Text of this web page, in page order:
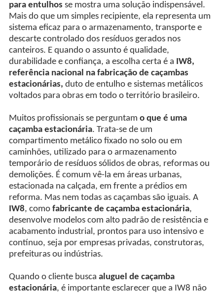
para entulhos se mostra uma solução indispensável.
Mais do que um simples recipiente, ela representa um
sistema eficaz para o armazenamento, transporte e
descarte controlado dos resíduos gerados nos
canteiros. E quando o assunto é qualidade,
durabilidade e confiança, a escolha certa é a IW8,
referência nacional na fabricação de caçambas
estacionárias, duto de entulho e sistemas metálicos
voltados para obras em todo o território brasileiro.
Muitos profissionais se perguntam o que é uma
caçamba estacionária. Trata-se de um
compartimento metálico fixado no solo ou em
caminhões, utilizado para o armazenamento
temporário de resíduos sólidos de obras, reformas ou
demolições. É comum vê-la em áreas urbanas,
estacionada na calçada, em frente a prédios em
reforma. Mas nem todas as caçambas são iguais. A
IW8, como fabricante de caçamba estacionária,
desenvolve modelos com alto padrão de resistência e
acabamento industrial, prontos para uso intensivo e
contínuo, seja por empresas privadas, construtoras,
prefeituras ou indústrias.
Quando o cliente busca aluguel de caçamba
estacionária, é importante esclarecer que a IW8 não